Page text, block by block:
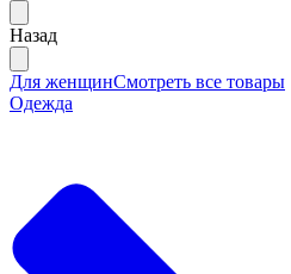
Назад
Для женщинСмотреть все товары
Одежда